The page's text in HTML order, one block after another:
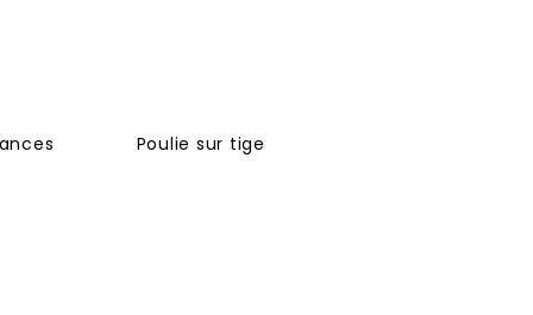
Poulie sur tige